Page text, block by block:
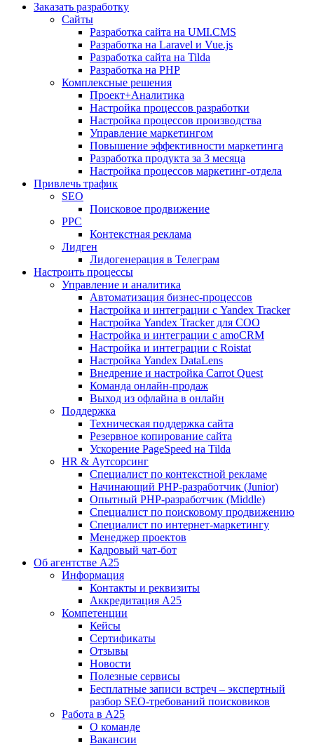
Заказать разработку
Сайты
Разработка сайта на UMI.CMS
Разработка на Laravel и Vue.js
Разработка сайта на Tilda
Разработка на PHP
Комплексные решения
Проект+Аналитика
Настройка процессов разработки
Настройка процессов производства
Управление маркетингом
Повышение эффективности маркетинга
Разработка продукта за 3 месяца
Настройка процессов маркетинг-отдела
Привлечь трафик
SEO
Поисковое продвижение
PPC
Контекстная реклама
Лидген
Лидогенерация в Телеграм
Настроить процессы
Управление и аналитика
Автоматизация бизнес-процессов
Настройка и интеграции с Yandex Tracker
Настройка Yandex Tracker для СОО
Настройка и интеграции с amoCRM
Настройка и интеграции с Roistat
Настройка Yandex DataLens
Внедрение и настройка Carrot Quest
Команда онлайн-продаж
Выход из офлайна в онлайн
Поддержка
Техническая поддержка сайта
Резервное копирование сайта
Ускорение PageSpeed на Tilda
HR & Аутсорсинг
Специалист по контекстной рекламе
Начинающий PHP-разработчик (Junior)
Опытный PHP-разработчик (Middle)
Специалист по поисковому продвижению
Специалист по интернет-маркетингу
Менеджер проектов
Кадровый чат-бот
Об агентстве А25
Информация
Контакты и реквизиты
Аккредитация А25
Компетенции
Кейсы
Сертификаты
Отзывы
Новости
Полезные сервисы
Бесплатные записи встреч – экспертный
разбор SEO-требований поисковиков
Работа в А25
О команде
Вакансии